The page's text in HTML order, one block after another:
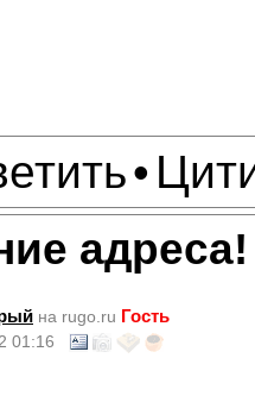
•
адреса!
на rugo.ru Гость
01:16